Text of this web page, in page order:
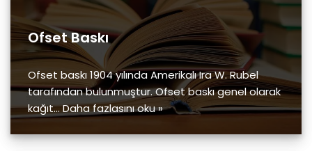
Ofset Baskı
Ofset baskı 1904 yılında Amerikalı Ira W. Rubel
tarafından bulunmuştur. Ofset baskı genel olarak
kağıt…Daha fazlasını oku »